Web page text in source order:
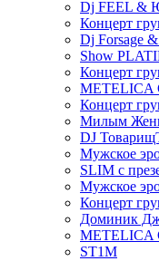
Dj FEEL &
Концерт
Dj Forsage
Show
Концерт
METELICA
Концерт
Милым
DJ
Мужское
SLIM с
Мужское
Концерт
Доминик
ST1M